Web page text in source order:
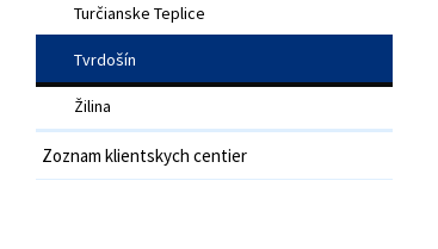
Turčianske Teplice
Tvrdošín
Žilina
Zoznam klientskych centier